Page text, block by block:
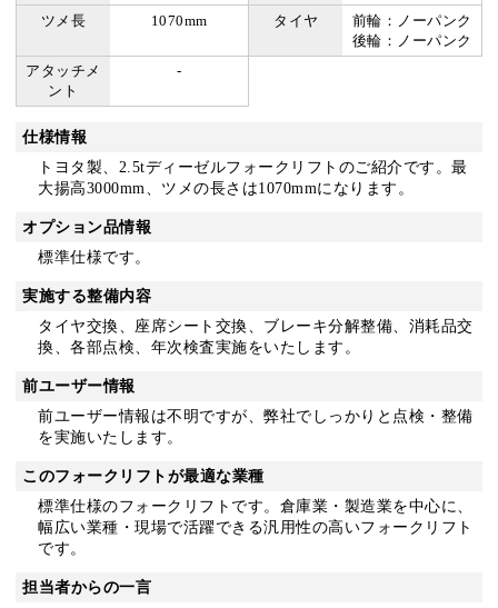
ツメ長 1070mm タイヤ
前輪：ノーパンク
後輪：ノーパンク
アタッチメ
ント
-
仕様情報
トヨタ製、2.5tディーゼルフォークリフトのご紹介です。最
大揚高3000mm、ツメの長さは1070mmになります。
オプション品情報
標準仕様です。
実施する整備内容
タイヤ交換、座席シート交換、ブレーキ分解整備、消耗品交
換、各部点検、年次検査実施をいたします。
前ユーザー情報
前ユーザー情報は不明ですが、弊社でしっかりと点検・整備
を実施いたします。
このフォークリフトが最適な業種
標準仕様のフォークリフトです。倉庫業・製造業を中心に、
幅広い業種・現場で活躍できる汎用性の高いフォークリフト
です。
担当者からの一言